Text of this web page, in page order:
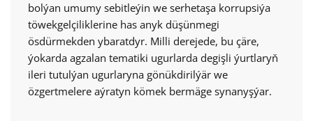
bolýan umumy sebitleýin we serhetaşa korrupsiýa
töwekgelçiliklerine has anyk düşünmegi
ösdürmekden ybaratdyr. Milli derejede, bu çäre,
ýokarda agzalan tematiki ugurlarda degişli ýurtlaryň
ileri tutulýan ugurlaryna gönükdirilýär we
özgertmelere aýratyn kömek bermäge synanyşýar.